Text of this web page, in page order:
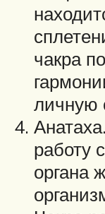
чакра
личную
работу
органа